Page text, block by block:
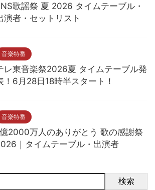
歌謡祭 夏 2026 タイムテーブル・
演者・セットリスト
音楽特番
レ東音楽祭2026夏 タイムテーブル発
！6月28日18時半スタート！
音楽特番
2000万人のありがとう 歌の感謝祭
｜タイムテーブル・出演者
検索